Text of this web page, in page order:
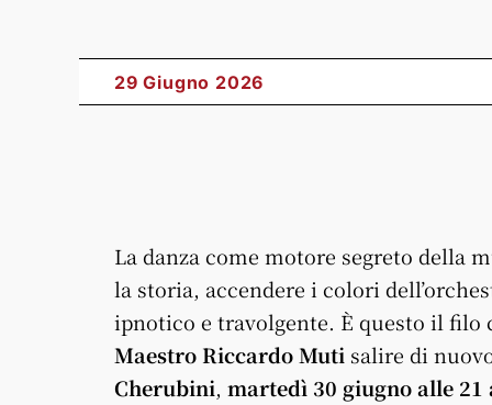
29 Giugno 2026
La danza come motore segreto della
la storia, accendere i colori
ipnotico e travolgente. È questo il filo
Maestro Riccardo Muti salire di
Cherubini, martedì 30 giugno alle 21